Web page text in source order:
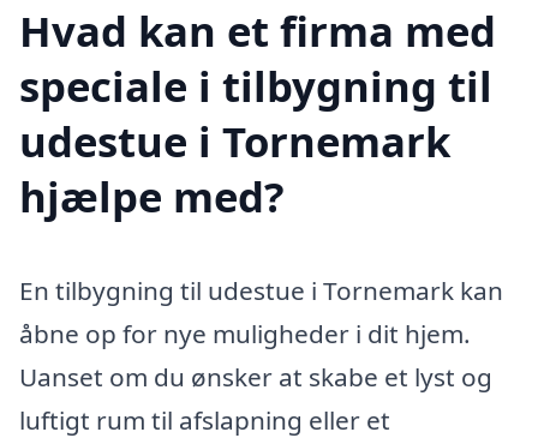
Hvad kan et firma med
speciale i tilbygning til
udestue i Tornemark
hjælpe med?
En tilbygning til udestue i Tornemark kan
åbne op for nye muligheder i dit hjem.
Uanset om du ønsker at skabe et lyst og
luftigt rum til afslapning eller et